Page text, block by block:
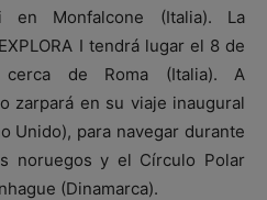
en Monfalcone (Italia). La
I tendrá lugar el 8 de
cerca de Roma (Italia). A
zarpará en su viaje inaugural
Unido), para navegar durante
noruegos y el Círculo Polar
(Dinamarca).